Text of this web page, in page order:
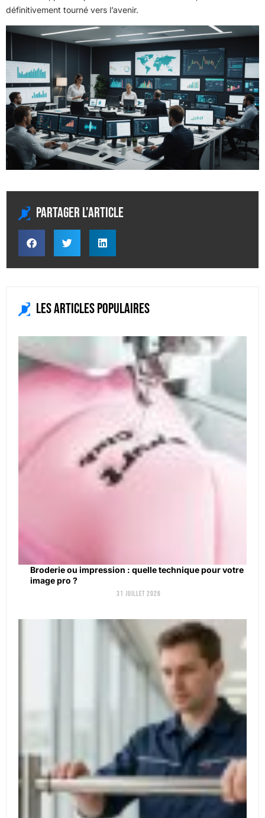
définitivement tourné vers l’avenir.
Partager l'article
Les articles populaires
Broderie ou impression : quelle technique pour votre
image pro ?
31 juillet 2026